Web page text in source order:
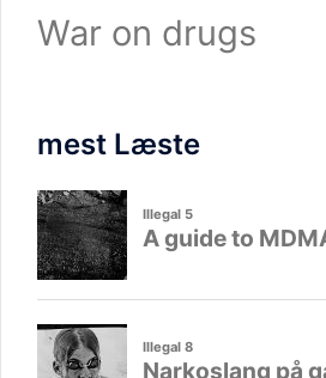
War on drugs
mest Læste